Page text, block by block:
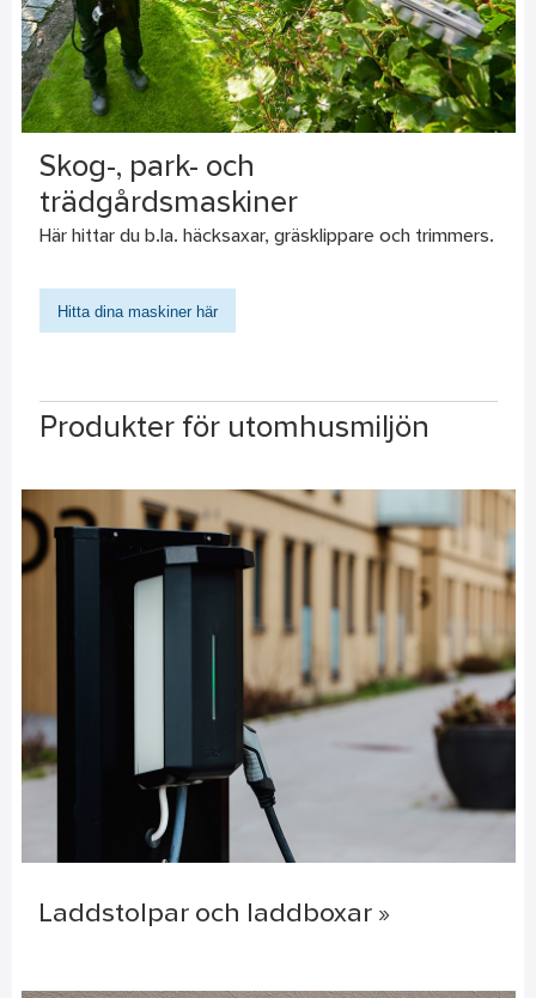
Skog-, park- och
trädgårdsmaskiner
Här hittar du b.la. häcksaxar, gräsklippare och trimmers.
Hitta dina maskiner här
Produkter för utomhusmiljön
Laddstolpar och laddboxar »